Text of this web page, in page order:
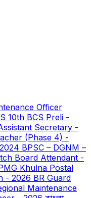
Officer
10th BCS Preli -
Secretary -
(Phase 4) -
BPSC – DGNM –
Board Attendant -
Khulna Postal
- 2026 BR Guard
Maintenance